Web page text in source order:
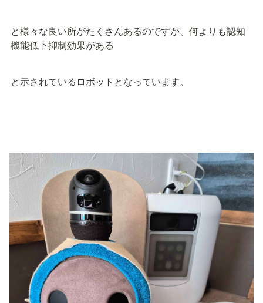
と様々な良い所がたくさんあるのですが、何よりも認知
機能低下抑制効果がある
と示されているロボットとなっています。